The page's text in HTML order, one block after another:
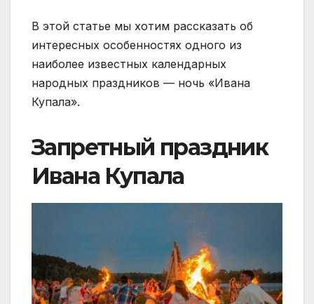
В этой статье мы хотим рассказать об
интересных особенностях одного из
наиболее известных календарных
народных праздников — ночь «Ивана
Купала».
Запретный праздник
Ивана Купала